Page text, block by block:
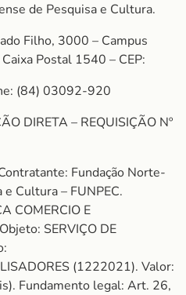
de Pesquisa e Cultura.
Filho, 3000 – Campus
Postal 1540 – CEP:
(84) 03092-920
DIRETA – REQUISIÇÃO Nº
Fundação Norte-
Cultura – FUNPEC.
COMERCIO E
SERVIÇO DE
(1222021). Valor:
Fundamento legal: Art. 26,